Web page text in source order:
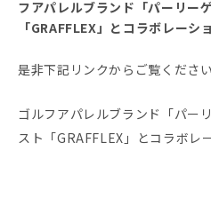
フアパレルブランド「パーリー
「GRAFFLEX」とコラボレーシ
是非下記リンクからご覧ください
ゴルフアパレルブランド「パー
スト「GRAFFLEX」とコラボレ